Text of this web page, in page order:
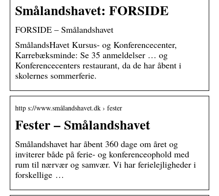
Smålandshavet: FORSIDE
FORSIDE – Smålandshavet
SmålandsHavet Kursus- og Konferencecenter,
Karrebæksminde: Se 35 anmeldelser … og
Konferencecenters restaurant, da de har åbent i
skolernes sommerferie.
http s://www.smålandshavet.dk › fester
Fester – Smålandshavet
Smålandshavet har åbent 360 dage om året og
inviterer både på ferie- og konferenceophold med
rum til nærvær og samvær. Vi har ferielejligheder i
forskellige …